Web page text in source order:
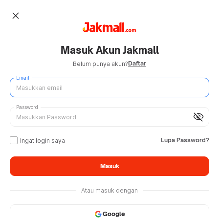
close
Masuk Akun Jakmall
Belum punya akun?Daftar
Email
visibility_off
Password
Ingat login saya Lupa Password?
Masuk
Atau masuk dengan
Google